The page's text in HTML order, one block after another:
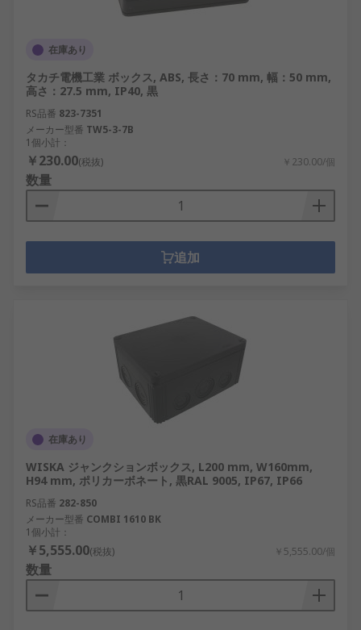
在庫あり
タカチ電機工業 ボックス, ABS, 長さ：70 mm, 幅：50 mm,
高さ：27.5 mm, IP40, 黒
RS品番 823-7351
メーカー型番 TW5-3-7B
1個小計：
￥230.00(税抜) ￥230.00/個
数量
追加
在庫あり
WISKA ジャンクションボックス, L200 mm, W160mm,
H94 mm, ポリカーボネート, 黒RAL 9005, IP67, IP66
RS品番 282-850
メーカー型番 COMBI 1610 BK
1個小計：
￥5,555.00(税抜) ￥5,555.00/個
数量